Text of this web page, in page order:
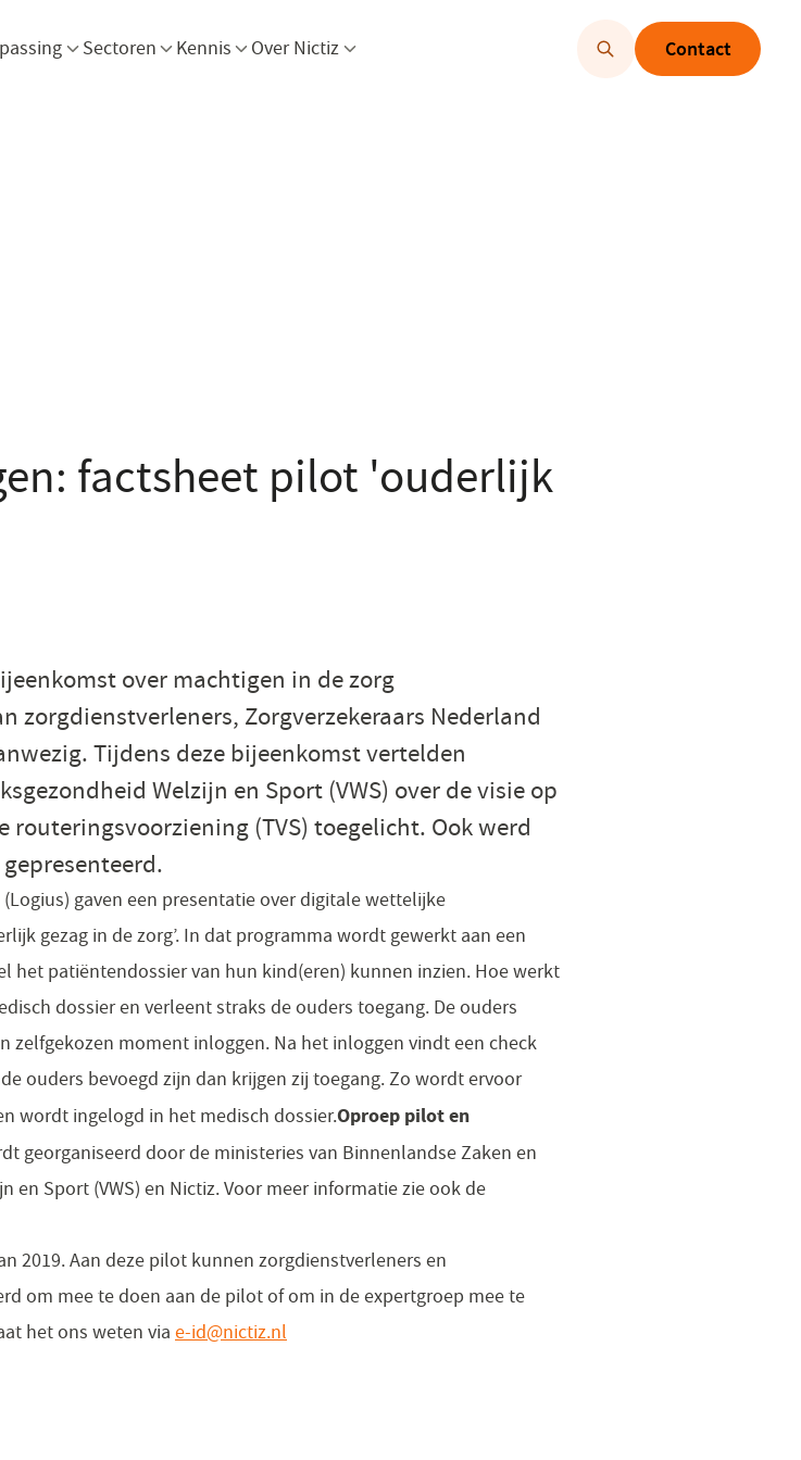
Menu openen Menu openen
Sectoren Menu openen
Kennis Menu openen
Over Nictiz Contact
factsheet pilot 'ouderlijk
over machtigen in de zorg
zorgdienstverleners, Zorgverzekeraars Nederland
Tijdens deze bijeenkomst vertelden
Welzijn en Sport (VWS) over de visie op
(TVS) toegelicht. Ook werd
gaven een presentatie over digitale wettelijke
gezag in de zorg’. In dat programma wordt gewerkt aan een
patiëntendossier van hun kind(eren) kunnen inzien. Hoe werkt
dossier en verleent straks de ouders toegang. De ouders
moment inloggen. Na het inloggen vindt een check
ouders bevoegd zijn dan krijgen zij toegang. Zo wordt ervoor
wordt ingelogd in het medisch dossier.Oproep pilot en
georganiseerd door de ministeries van Binnenlandse Zaken en
en Sport (VWS) en Nictiz. Voor meer informatie zie ook de
2019. Aan deze pilot kunnen zorgdienstverleners en
om mee te doen aan de pilot of om in de expertgroep mee te
het ons weten via e-id@nictiz.nl